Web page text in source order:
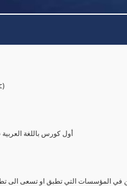
أول كورس باللغة العربية
المؤسسات التي تطبق او تسعى الى